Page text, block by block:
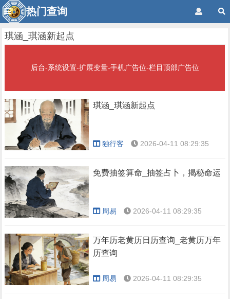
热门查询
琪涵_琪涵新起点
后台-系统设置-扩展变量-手机广告位-栏目顶部广告位
琪涵_琪涵新起点
独行客 2026-04-11 08:29:35
免费抽签算命_抽签占卜，揭秘命运
周易 2026-04-11 08:29:35
万年历老黄历日历查询_老黄历万年
历查询
周易 2026-04-11 08:29:35